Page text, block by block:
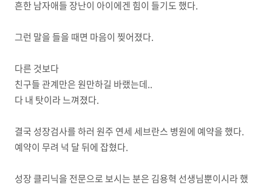
흔한 남자애들 장난이 아이에겐 힘이 들기도 했다.
그런 말을 들을 때면 마음이 찢어졌다.
다른 것보다
친구들 관계만은 원만하길 바랬는데..
다 내 탓이라 느껴졌다.
결국 성장검사를 하러 원주 연세 세브란스 병원에 예약을 했다.
예약이 무려 넉 달 뒤에 잡혔다.
성장 클리닉을 전문으로 보시는 분은 김용혁 선생님뿐이시라 했